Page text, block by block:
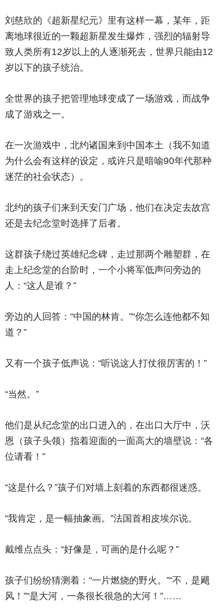
刘慈欣的《超新星纪元》里有这样一幕，某年，距
离地球很近的一颗超新星发生爆炸，强烈的辐射导
致人类所有12岁以上的人逐渐死去，世界只能由12
岁以下的孩子统治。
全世界的孩子把管理地球变成了一场游戏，而战争
成了游戏之一。
在一次游戏中，北约诸国来到中国本土（我不知道
为什么会有这样的设定，或许只是暗喻90年代那种
迷茫的社会状态）。
北约的孩子们来到天安门广场，他们在决定去故宫
还是去纪念堂时选择了后者。
这群孩子绕过英雄纪念碑，走过那两个雕塑群，在
走上纪念堂的台阶时，一个小将军低声问旁边的
人：“这人是谁？”
旁边的人回答：“中国的林肯。”“你怎么连他都不知
道？”
又有一个孩子低声说：“听说这人打仗很厉害的！”
“当然。”
他们是从纪念堂的出口进入的，在出口大厅中，沃
恩（孩子头领）指着迎面的一面高大的墙壁说：“各
位请看！”
“这是什么？”孩子们对墙上刻着的东西都很迷惑。
“我肯定，是一幅抽象画。”法国首相皮埃尔说。
戴维点点头：“好像是，可画的是什么呢？”
孩子们纷纷猜测着：“一片燃烧的野火。”“不，是飓
风！”“是大河，一条很长很急的大河！”……